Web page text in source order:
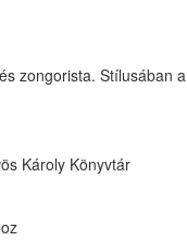
zongorista. Stílusában
Károly Könyvtár